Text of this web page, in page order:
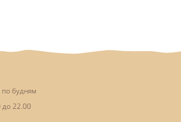
по будням
до 22.00